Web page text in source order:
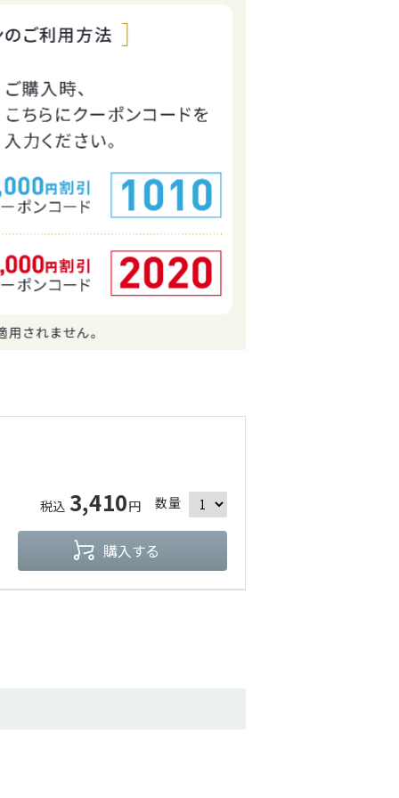
税込 3,410円 数量
購入する